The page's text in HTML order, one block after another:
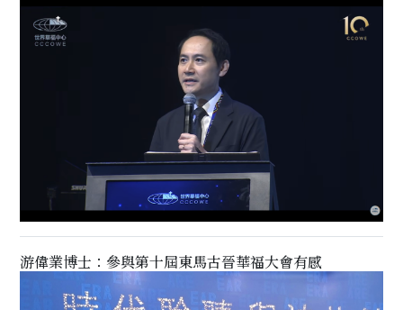
游偉業博士：參與第十屆東馬古晉華福大會有感